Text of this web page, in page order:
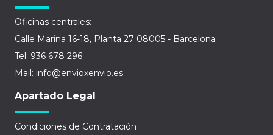
Oficinas centrales:
Calle Marina 16-18, Planta 27 08005 - Barcelona
Tel: 936 678 296
Mail: info@envioxenvio.es
Apartado Legal
Condiciones de Contratación